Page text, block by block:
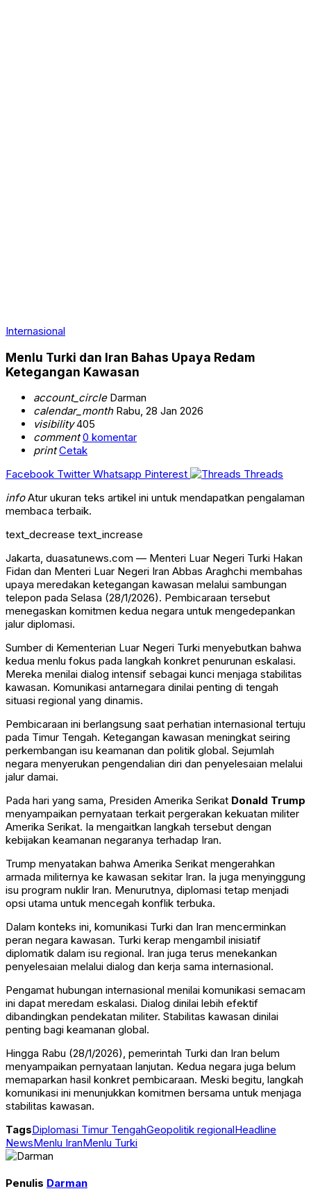
Internasional
Menlu Turki dan Iran Bahas Upaya Redam
Ketegangan Kawasan
account_circleDarman
calendar_monthRabu, 28 Jan 2026
visibility405
comment 0 komentar
print Cetak
Facebook Twitter Whatsapp Pinterest
Threads
infoAtur ukuran teks artikel ini untuk mendapatkan pengalaman
membaca terbaik.
text_decrease text_increase
Jakarta, duasatunews.com — Menteri Luar Negeri Turki Hakan
Fidan dan Menteri Luar Negeri Iran Abbas Araghchi membahas
upaya meredakan ketegangan kawasan melalui sambungan
telepon pada Selasa (28/1/2026). Pembicaraan tersebut
menegaskan komitmen kedua negara untuk mengedepankan
jalur diplomasi.
Sumber di Kementerian Luar Negeri Turki menyebutkan bahwa
kedua menlu fokus pada langkah konkret penurunan eskalasi.
Mereka menilai dialog intensif sebagai kunci menjaga stabilitas
kawasan. Komunikasi antarnegara dinilai penting di tengah
situasi regional yang dinamis.
Pembicaraan ini berlangsung saat perhatian internasional tertuju
pada Timur Tengah. Ketegangan kawasan meningkat seiring
perkembangan isu keamanan dan politik global. Sejumlah
negara menyerukan pengendalian diri dan penyelesaian melalui
jalur damai.
Pada hari yang sama, Presiden Amerika Serikat Donald Trump
menyampaikan pernyataan terkait pergerakan kekuatan militer
Amerika Serikat. Ia mengaitkan langkah tersebut dengan
kebijakan keamanan negaranya terhadap Iran.
Trump menyatakan bahwa Amerika Serikat mengerahkan
armada militernya ke kawasan sekitar Iran. Ia juga menyinggung
isu program nuklir Iran. Menurutnya, diplomasi tetap menjadi
opsi utama untuk mencegah konflik terbuka.
Dalam konteks ini, komunikasi Turki dan Iran mencerminkan
peran negara kawasan. Turki kerap mengambil inisiatif
diplomatik dalam isu regional. Iran juga terus menekankan
penyelesaian melalui dialog dan kerja sama internasional.
Pengamat hubungan internasional menilai komunikasi semacam
ini dapat meredam eskalasi. Dialog dinilai lebih efektif
dibandingkan pendekatan militer. Stabilitas kawasan dinilai
penting bagi keamanan global.
Hingga Rabu (28/1/2026), pemerintah Turki dan Iran belum
menyampaikan pernyataan lanjutan. Kedua negara juga belum
memaparkan hasil konkret pembicaraan. Meski begitu, langkah
komunikasi ini menunjukkan komitmen bersama untuk menjaga
stabilitas kawasan.
TagsDiplomasi Timur TengahGeopolitik regionalHeadline
NewsMenlu IranMenlu Turki
Penulis Darman